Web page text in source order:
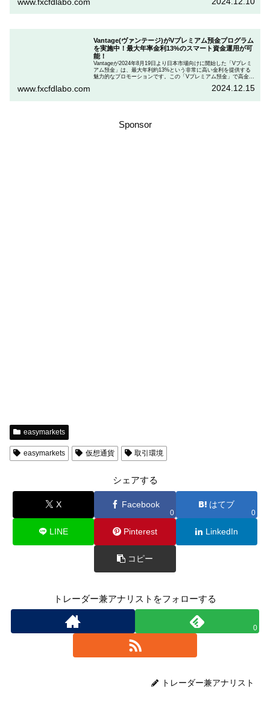
ます。さらに、TradingCultがほぼ定期的に実施している割引コー
Vantage(ヴァンテージ)がVプレミアム預金プログラム
を実施中！最大年率金利13%のスマート資金運用が可
能！
Vantageが2024年8月19日より日本市場向けに開始した「Vプレミ
アム預金」は、最大年利約13%という非常に高い金利を提供する
魅力的なプロモーションです。この「Vプレミアム預金」で高金利
「Vプレミアム預金」を行いたい人は、この記事をしっかりと読ん
www.fxcfdlabo.com 2024.12.15
Sponsor
easymarkets
easymarkets 仮想通貨 取引環境
シェアする
X Facebook
0
はてブ
0
LINE Pinterest LinkedIn
コピー
トレーダー兼アナリストをフォローする
0
トレーダー兼アナリスト